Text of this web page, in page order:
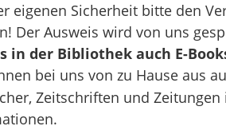
eigenen Sicherheit bitte den
Der Ausweis wird von uns
in der Bibliothek auch E-
bei uns von zu Hause aus
Zeitschriften und Zeitungen